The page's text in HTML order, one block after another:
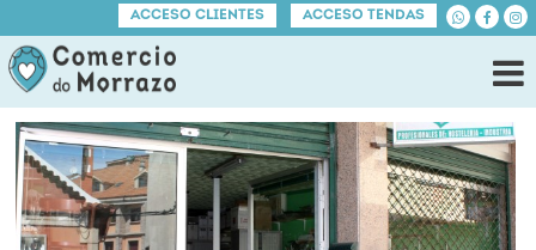
ACCESO CLIENTES ACCESO TENDAS